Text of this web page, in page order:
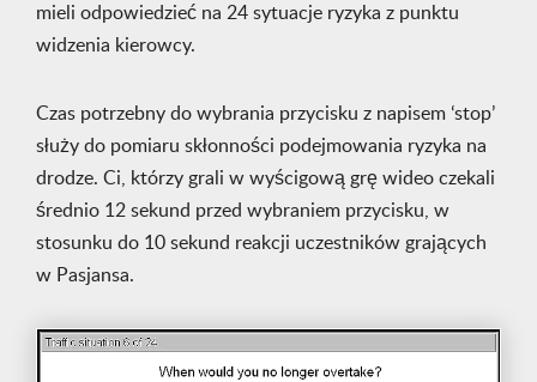
mieli odpowiedzieć na 24 sytuacje ryzyka z punktu
widzenia kierowcy.
Czas potrzebny do wybrania przycisku z napisem ‘stop’
służy do pomiaru skłonności podejmowania ryzyka na
drodze. Ci, którzy grali w wyścigową grę wideo czekali
średnio 12 sekund przed wybraniem przycisku, w
stosunku do 10 sekund reakcji uczestników grających
w Pasjansa.